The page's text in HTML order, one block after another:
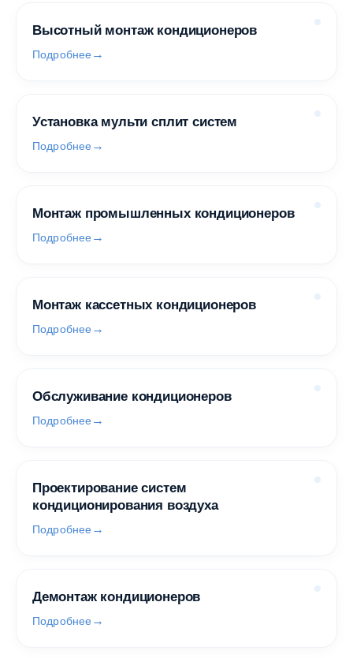
Высотный монтаж кондиционеров
Подробнее
Установка мульти сплит систем
Подробнее
Монтаж промышленных кондиционеров
Подробнее
Монтаж кассетных кондиционеров
Подробнее
Обслуживание кондиционеров
Подробнее
Проектирование систем
кондиционирования воздуха
Подробнее
Демонтаж кондиционеров
Подробнее